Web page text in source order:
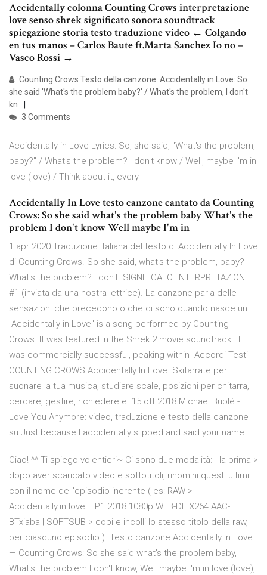
Accidentally colonna Counting Crows interpretazione
love senso shrek significato sonora soundtrack
spiegazione storia testo traduzione video ← Colgando
en tus manos – Carlos Baute ft.Marta Sanchez Io no –
Vasco Rossi →
Counting Crows Testo della canzone: Accidentally in Love: So
she said 'What's the problem baby?' / What's the problem, I don't
kn
3 Comments
Accidentally in Love Lyrics: So, she said, "What's the problem,
baby?" / What's the problem? I don't know / Well, maybe I'm in
love (love) / Think about it, every
Accidentally In Love testo canzone cantato da Counting
Crows: So she said what's the problem baby What's the
problem I don't know Well maybe I'm in
1 apr 2020 Traduzione italiana del testo di Accidentally In Love
di Counting Crows. So she said, what's the problem, baby?
What's the problem? I don't SIGNIFICATO. INTERPRETAZIONE
#1 (inviata da una nostra lettrice). La canzone parla delle
sensazioni che precedono o che ci sono quando nasce un
"Accidentally in Love" is a song performed by Counting
Crows. It was featured in the Shrek 2 movie soundtrack. It
was commercially successful, peaking within Accordi Testi
COUNTING CROWS Accidentally In Love. Skitarrate per
suonare la tua musica, studiare scale, posizioni per chitarra,
cercare, gestire, richiedere e 15 ott 2018 Michael Bublé -
Love You Anymore: video, traduzione e testo della canzone
su Just because I accidentally slipped and said your name
Ciao! ^^ Ti spiego volentieri~ Ci sono due modalità: - la prima >
dopo aver scaricato video e sottotitoli, rinomini questi ultimi
con il nome dell'episodio inerente ( es: RAW >
Accidentally.in.love. EP1.2018.1080p.WEB-DL.X264.AAC-
BTxiaba | SOFTSUB > copi e incolli lo stesso titolo della raw,
per ciascuno episodio ). Testo canzone Accidentally in Love
— Counting Crows: So she said what's the problem baby,
What's the problem I don't know, Well maybe I'm in love (love),